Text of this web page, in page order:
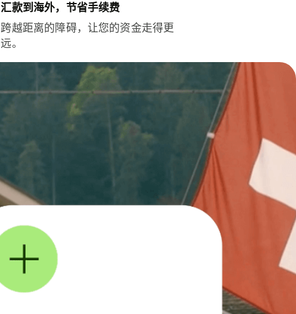
汇款到海外，节省手续费
跨越距离的障碍，让您的资金走得更
远。